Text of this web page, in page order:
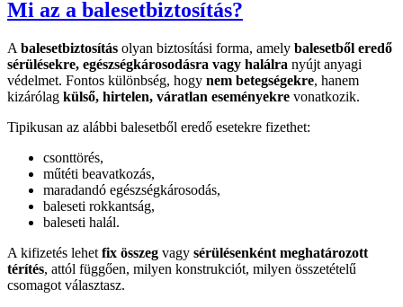
Mi az a balesetbiztosítás?
A balesetbiztosítás olyan biztosítási forma, amely balesetből eredő
sérülésekre, egészségkárosodásra vagy halálra nyújt anyagi
védelmet. Fontos különbség, hogy nem betegségekre, hanem
kizárólag külső, hirtelen, váratlan eseményekre vonatkozik.
Tipikusan az alábbi balesetből eredő esetekre fizethet:
csonttörés,
műtéti beavatkozás,
maradandó egészségkárosodás,
baleseti rokkantság,
baleseti halál.
A kifizetés lehet fix összeg vagy sérülésenként meghatározott
térítés, attól függően, milyen konstrukciót, milyen összetételű
csomagot választasz.